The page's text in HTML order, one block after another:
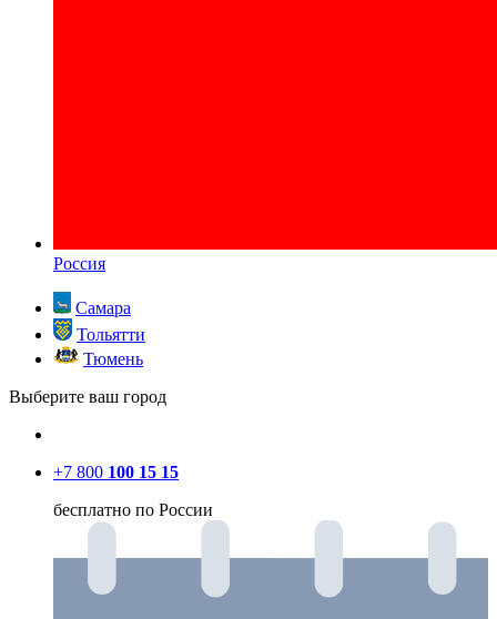
Россия
Самара
Тольятти
Тюмень
Выберите ваш город
+7 800 100 15 15
бесплатно по России